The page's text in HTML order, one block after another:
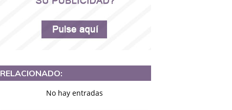
RELACIONADO:
No hay entradas